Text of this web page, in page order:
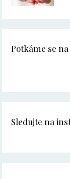
Potkáme se
Sledujte na